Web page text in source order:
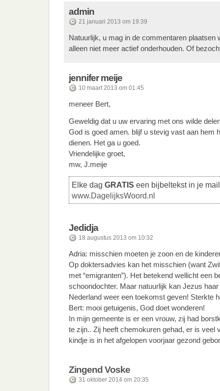
admin
21 januari 2013 om 19:39
Natuurlijk, u mag in de commentaren plaatsen
alleen niet meer actief onderhouden. Of
jennifer meije
10 maart 2013 om 01:45
meneer Bert,
Geweldig dat u uw ervaring met ons wilde
God is goed amen. blijf u stevig vast aan hem
dienen. Het ga u goed.
Vriendelijke groet,
mw, J.meije
Elke dag GRATIS een bijbeltekst in je
www.DagelijksWoord.nl
Jedidja
18 augustus 2013 om 10:32
Adria: misschien moeten je zoon en de
Op doktersadvies kan het misschien (want
met “emigranten”). Het betekend wellicht een
schoondochter. Maar natuurlijk kan Jezus
Nederland weer een toekomst geven! Sterkte
Bert: mooi getuigenis, God doet wonderen!
In mijn gemeente is er een vrouw, zij had
te zijn.. Zij heeft chemokuren gehad, er is veel
kindje is in het afgelopen voorjaar gezond
Zingend Voske
31 oktober 2014 om 20:35